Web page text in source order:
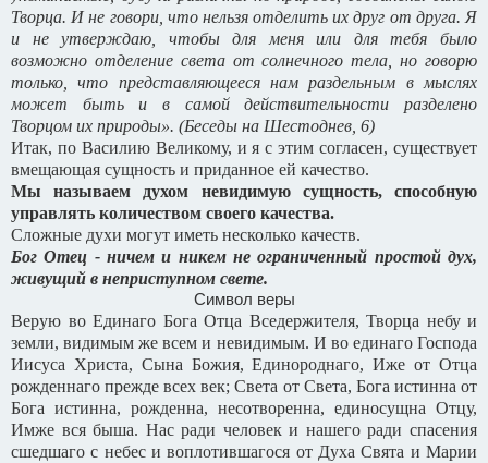
Творца. И не говори, что нельзя отделить их друг от друга. Я
и не утверждаю, чтобы для меня или для тебя было
возможно отделение света от солнечного тела, но говорю
только, что представляющееся нам раздельным в мыслях
может быть и в самой действительности разделено
Творцом их природы». (Беседы на Шестоднев, 6)
Итак, по Василию Великому, и я с этим согласен, существует
вмещающая сущность и приданное ей качество.
Мы называем духом невидимую сущность, способную
управлять количеством своего качества.
Сложные духи могут иметь несколько качеств.
Бог Отец - ничем и никем не ограниченный простой дух,
живущий в неприступном свете.
Символ веры
Верую во Единаго Бога Отца Вседержителя, Творца небу и
земли, видимым же всем и невидимым. И во единаго Господа
Иисуса Христа, Сына Божия, Единороднаго, Иже от Отца
рожденнаго прежде всех век; Света от Света, Бога истинна от
Бога истинна, рожденна, несотворенна, единосущна Отцу,
Имже вся быша. Нас ради человек и нашего ради спасения
сшедшаго с небес и воплотившагося от Духа Свята и Марии